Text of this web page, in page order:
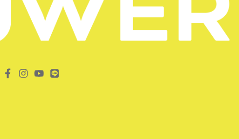
Facebook-
f
Instagram
Youtube
Line